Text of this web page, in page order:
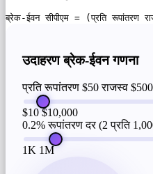
ब्रेक-ईवन सीपीएम = (प्रति रूपांतरण
उदाहरण ब्रेक-ईवन गणना
प्रति रूपांतरण $50 राजस्व $500
$10 $10,000
0.2% रूपांतरण दर (2 प्रति
1K 1M